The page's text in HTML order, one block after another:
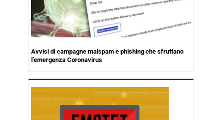
Avvisi di campagne malspam e phishing che sfruttano
l’emergenza Coronavirus